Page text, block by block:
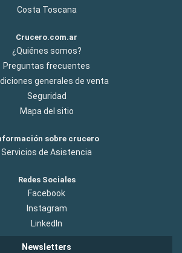
Costa Toscana
Crucero.com.ar
¿Quiénes somos?
Preguntas frecuentes
generales de venta
Seguridad
Mapa del sitio
sobre crucero
Servicios de Asistencia
Redes Sociales
Facebook
Instagram
LinkedIn
Newsletters